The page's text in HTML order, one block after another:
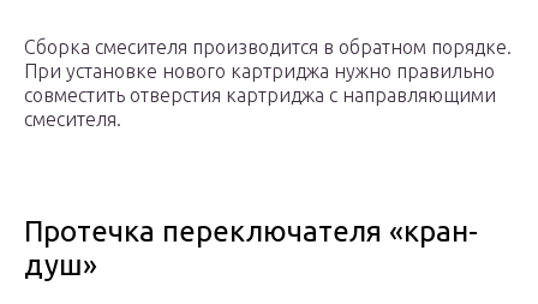
Сборка смесителя производится в обратном порядке.
При установке нового картриджа нужно правильно
совместить отверстия картриджа с направляющими
смесителя.
Протечка переключателя «кран-
душ»